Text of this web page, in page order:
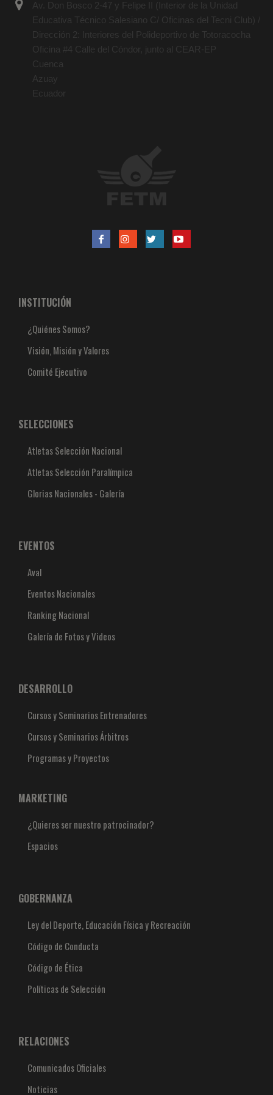
Av. Don Bosco 2-47 y Felipe II (Interior de la Unidad
Educativa Técnico Salesiano C/ Oficinas del Tecni Club) /
Dirección 2: Interiores del Polideportivo de Totoracocha
Oficina #4 Calle del Cóndor, junto al CEAR-EP
Cuenca
Azuay
Ecuador
INSTITUCIÓN
¿Quiénes Somos?
Visión, Misión y Valores
Comité Ejecutivo
SELECCIONES
Atletas Selección Nacional
Atletas Selección Paralímpica
Glorias Nacionales - Galería
EVENTOS
Aval
Eventos Nacionales
Ranking Nacional
Galería de Fotos y Videos
DESARROLLO
Cursos y Seminarios Entrenadores
Cursos y Seminarios Árbitros
Programas y Proyectos
MARKETING
¿Quieres ser nuestro patrocinador?
Espacios
GOBERNANZA
Ley del Deporte, Educación Física y Recreación
Código de Conducta
Código de Ética
Políticas de Selección
RELACIONES
Comunicados Oficiales
Noticias